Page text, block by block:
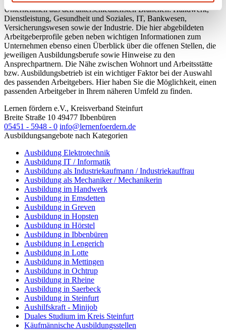
Unternehmen aus den unterschiedlichsten Branchen: Handwerk,
Dienstleistung, Gesundheit und Soziales, IT, Bankwesen,
Versicherungswesen sowie der Industrie. Die hier abgebildeten
Arbeitgeberprofile geben neben wichtigen Informationen zum
Unternehmen ebenso einen Überblick über die offenen Stellen, die
jeweiligen Ausbildungsberufe sowie Hinweise zu den
Ansprechpartnern. Die Nähe zwischen Wohnort und Arbeitsstätte
bzw. Ausbildungsbetrieb ist ein wichtiger Faktor bei der Auswahl
des passenden Arbeitgebers. Hier haben Sie die Möglichkeit, einen
passenden Arbeitgeber in Ihrem näheren Umfeld zu finden.
Lernen fördern e.V., Kreisverband Steinfurt
Breite Straße 10 49477 Ibbenbüren
05451 - 5948 - 0 info@lernenfoerdern.de
Ausbildungsangebote nach Kategorien
Ausbildung Elektrotechnik
Ausbildung IT / Informatik
Ausbildung als Industriekaufmann / Industriekauffrau
Ausbildung als Mechaniker / Mechanikerin
Ausbildung im Handwerk
Ausbildung in Emsdetten
Ausbildung in Greven
Ausbildung in Hopsten
Ausbildung in Hörstel
Ausbildung in Ibbenbüren
Ausbildung in Lengerich
Ausbildung in Lotte
Ausbildung in Mettingen
Ausbildung in Ochtrup
Ausbildung in Rheine
Ausbildung in Saerbeck
Ausbildung in Steinfurt
Aushilfskraft - Minijob
Duales Studium im Kreis Steinfurt
Käufmännische Ausbildungsstellen